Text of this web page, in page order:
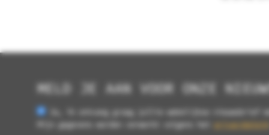
MELD JE AAN VOOR ONZE
Ja, ik ontvang graag jullie wekelijkse nieuwsbrief
Mijn gegevens worden verwerkt volgens het
privacybeleid